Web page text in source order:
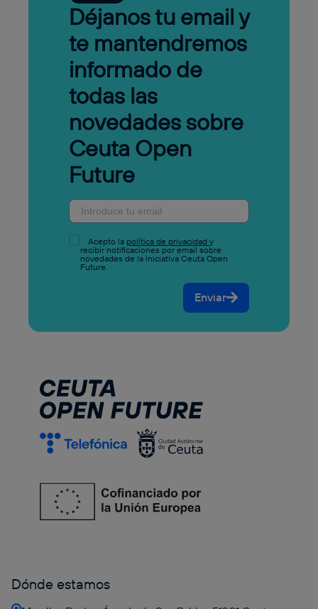
Déjanos tu email y
te mantendremos
informado de
todas las
novedades sobre
Ceuta Open
Future
Acepto la política de privacidad y
recibir notificaciones por email sobre
novedades de la iniciativa Ceuta Open
Future.
Enviar
Dónde estamos